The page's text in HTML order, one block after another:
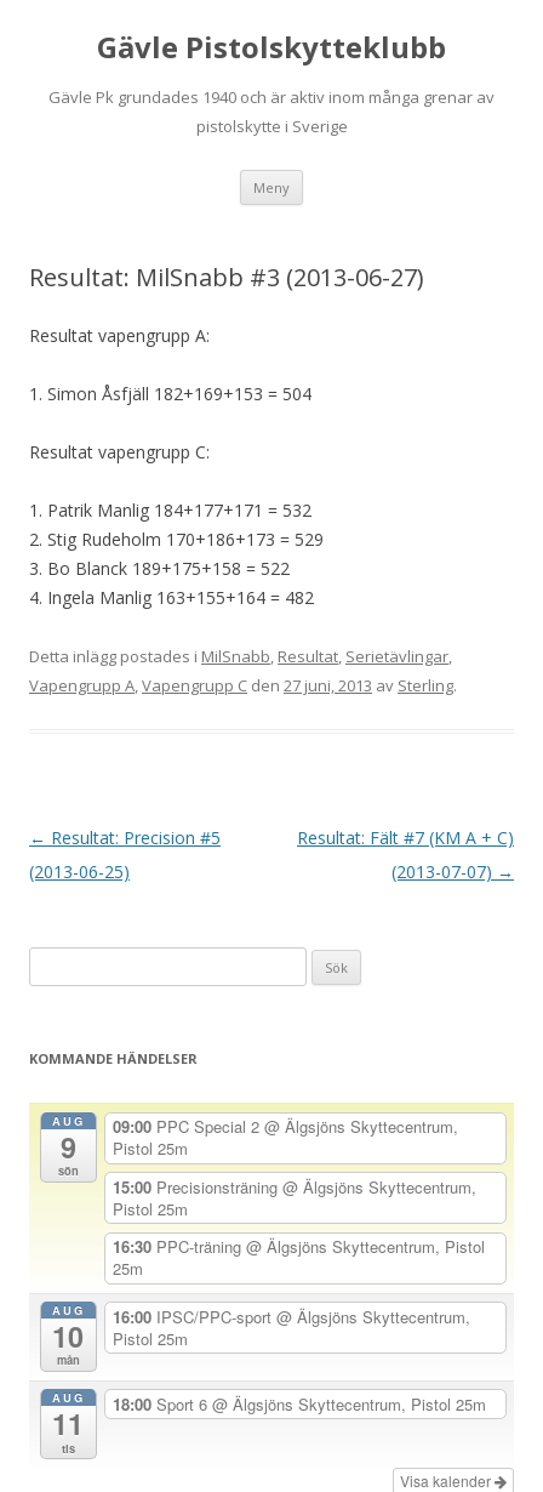
Gävle Pistolskytteklubb
Gävle Pk grundades 1940 och är aktiv inom många grenar av
pistolskytte i Sverige
Meny
Resultat: MilSnabb #3 (2013-06-27)
Resultat vapengrupp A:
1. Simon Åsfjäll 182+169+153 = 504
Resultat vapengrupp C:
1. Patrik Manlig 184+177+171 = 532
2. Stig Rudeholm 170+186+173 = 529
3. Bo Blanck 189+175+158 = 522
4. Ingela Manlig 163+155+164 = 482
Detta inlägg postades i MilSnabb, Resultat, Serietävlingar,
Vapengrupp A,Vapengrupp C den 27 juni, 2013 av Sterling.
I
n
a
g
← Resultat: Precision #5
(2013-06-25)
Resultat: Fält #7 (KM A + C)
(2013-07-07) →
efter:
KOMMANDE HÄNDELSER
AUG
9
sön
09:00 PPC Special 2 @ Älgsjöns Skyttecentrum,
Pistol 25m
15:00 Precisionsträning @ Älgsjöns Skyttecentrum,
Pistol 25m
16:30 PPC-träning @ Älgsjöns Skyttecentrum, Pistol
25m
AUG
10
mån
16:00 IPSC/PPC-sport @ Älgsjöns Skyttecentrum,
Pistol 25m
AUG
11
tis
18:00 Sport 6 @ Älgsjöns Skyttecentrum, Pistol 25m
Visa kalender